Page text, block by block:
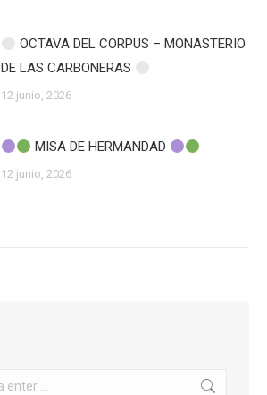
OCTAVA DEL CORPUS – MONASTERIO
DE LAS CARBONERAS
12 junio, 2026
MISA DE HERMANDAD
12 junio, 2026